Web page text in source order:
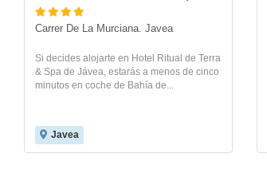
Carrer De La Murciana. Javea
Si decides alojarte en Hotel Ritual de Terra
& Spa de Jávea, estarás a menos de cinco
minutos en coche de Bahía de...
Javea